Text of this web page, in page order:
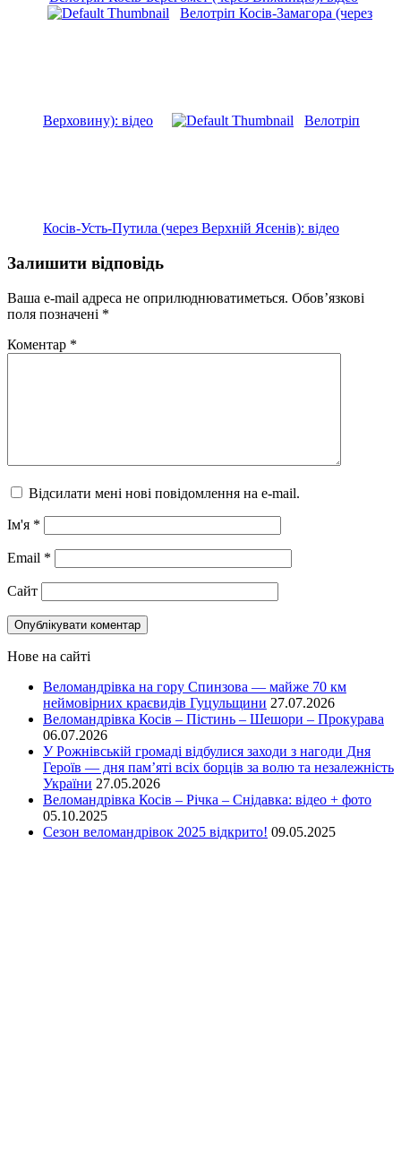
Велотріп Косів-Замагора (через
Верховину): відео Велотріп
Косів-Усть-Путила (через Верхній Ясенів): відео
Залишити відповідь
Ваша e-mail адреса не оприлюднюватиметься. Обов’язкові
поля позначені *
Коментар *
Відсилати мені нові повідомлення на e-mail.
Ім'я *
Email *
Сайт
Нове на сайті
Веломандрівка на гору Спинзова — майже 70 км
неймовірних краєвидів Гуцульщини 27.07.2026
Веломандрівка Косів – Пістинь – Шешори – Прокурава
06.07.2026
У Рожнівській громаді відбулися заходи з нагоди Дня
Героїв — дня пам’яті всіх борців за волю та незалежність
України 27.05.2026
Веломандрівка Косів – Річка – Снідавка: відео + фото
05.10.2025
Сезон веломандрівок 2025 відкрито! 09.05.2025